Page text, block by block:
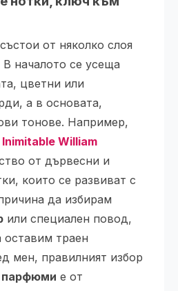
от няколко слоя
В началото се усеща
цветни или
а в основата,
тонове. Например,
William
от дървесни и
които се развиват с
да избирам
или специален повод,
оставим траен
мен, правилният избор
парфюми е от